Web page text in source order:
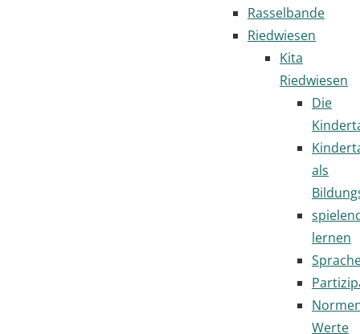
Rasselbande
Riedwiesen
Kita
Riedwiesen
Die
als
lernen
Werte